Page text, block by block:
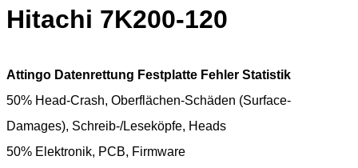
Hitachi 7K200-120
Attingo Datenrettung Festplatte Fehler Statistik
50% Head-Crash, Oberflächen-Schäden (Surface-
Damages), Schreib-/Leseköpfe, Heads
50% Elektronik, PCB, Firmware